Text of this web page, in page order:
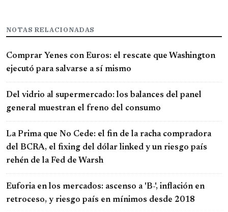
NOTAS RELACIONADAS
Comprar Yenes con Euros: el rescate que Washington
ejecutó para salvarse a sí mismo
Del vidrio al supermercado: los balances del panel
general muestran el freno del consumo
La Prima que No Cede: el fin de la racha compradora
del BCRA, el fixing del dólar linked y un riesgo país
rehén de la Fed de Warsh
Euforia en los mercados: ascenso a 'B-', inflación en
retroceso, y riesgo país en mínimos desde 2018